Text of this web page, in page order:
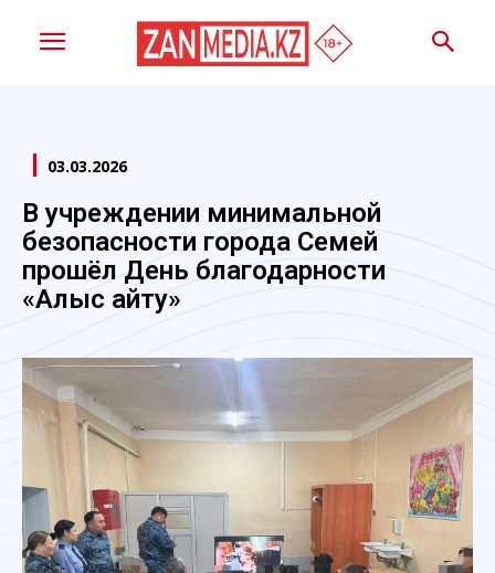
03.03.2026
В учреждении минимальной
безопасности города Семей
прошёл День благодарности
«Алғыс айту»